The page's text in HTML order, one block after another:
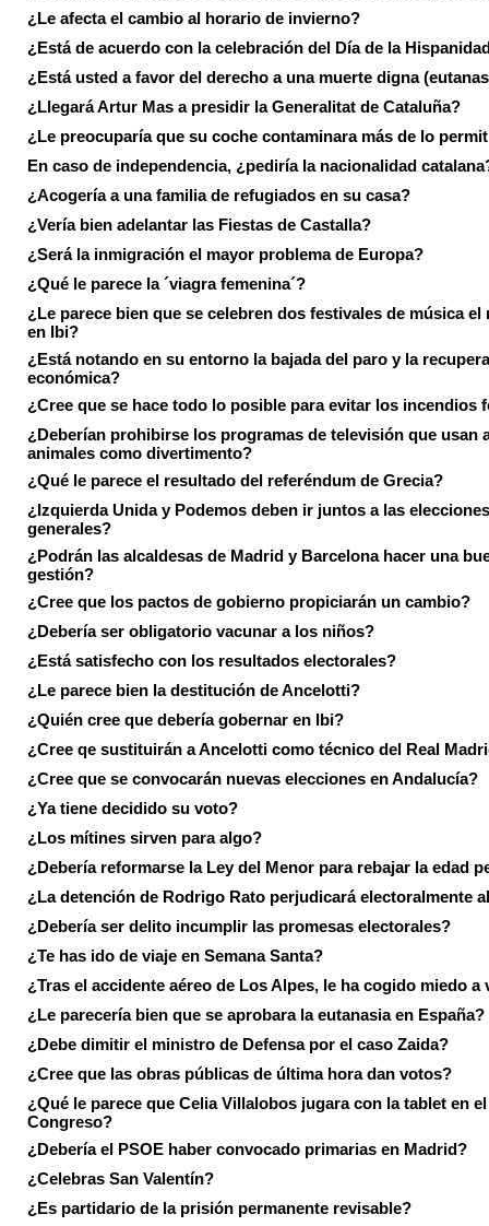
¿Le afecta el cambio al horario de invierno?
¿Está de acuerdo con la celebración del Día de la
¿Está usted a favor del derecho a una muerte digna
¿Llegará Artur Mas a presidir la Generalitat de Cataluña?
¿Le preocuparía que su coche contaminara más de lo
En caso de independencia, ¿pediría la nacionalidad
¿Acogería a una familia de refugiados en su casa?
¿Vería bien adelantar las Fiestas de Castalla?
¿Será la inmigración el mayor problema de Europa?
¿Qué le parece la ´viagra femenina´?
¿Le parece bien que se celebren dos festivales de música el
en Ibi?
¿Está notando en su entorno la bajada del paro y la
económica?
¿Cree que se hace todo lo posible para evitar los incendios
¿Deberían prohibirse los programas de televisión que usan
animales como divertimento?
¿Qué le parece el resultado del referéndum de Grecia?
¿Izquierda Unida y Podemos deben ir juntos a las elecciones
generales?
¿Podrán las alcaldesas de Madrid y Barcelona hacer una
gestión?
¿Cree que los pactos de gobierno propiciarán un cambio?
¿Debería ser obligatorio vacunar a los niños?
¿Está satisfecho con los resultados electorales?
¿Le parece bien la destitución de Ancelotti?
¿Quién cree que debería gobernar en Ibi?
¿Cree qe sustituirán a Ancelotti como técnico del Real
¿Cree que se convocarán nuevas elecciones en Andalucía?
¿Ya tiene decidido su voto?
¿Los mítines sirven para algo?
¿Debería reformarse la Ley del Menor para rebajar la edad
¿La detención de Rodrigo Rato perjudicará electoralmente
¿Debería ser delito incumplir las promesas electorales?
¿Te has ido de viaje en Semana Santa?
¿Tras el accidente aéreo de Los Alpes, le ha cogido miedo a
¿Le parecería bien que se aprobara la eutanasia en España?
¿Debe dimitir el ministro de Defensa por el caso Zaida?
¿Cree que las obras públicas de última hora dan votos?
¿Qué le parece que Celia Villalobos jugara con la tablet en el
Congreso?
¿Debería el PSOE haber convocado primarias en Madrid?
¿Celebras San Valentín?
¿Es partidario de la prisión permanente revisable?